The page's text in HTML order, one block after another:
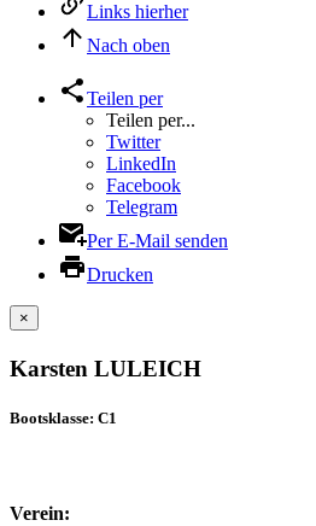
Links hierher
Nach oben
Teilen per
Teilen per...
Twitter
LinkedIn
Facebook
Telegram
Per E-Mail senden
Drucken
×
Karsten LULEICH
Bootsklasse: C1
Verein: